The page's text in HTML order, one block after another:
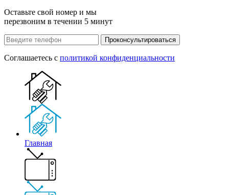
Оставьте свой номер и мы
перезвоним в течении 5 минут
Проконсультироваться
Соглашаетесь с политикой конфиденциальности
Главная